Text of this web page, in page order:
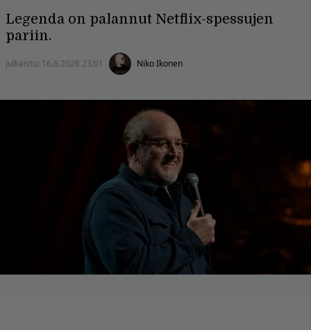
Legenda on palannut Netflix-spessujen
pariin.
Julkaistu: 16.6.2026 23:01 Niko Ikonen